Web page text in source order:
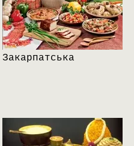
Закарпатська